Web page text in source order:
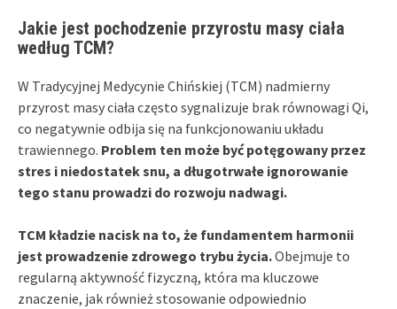
Jakie jest pochodzenie przyrostu masy ciała
według TCM?
W Tradycyjnej Medycynie Chińskiej (TCM) nadmierny
przyrost masy ciała często sygnalizuje brak równowagi Qi,
co negatywnie odbija się na funkcjonowaniu układu
trawiennego. Problem ten może być potęgowany przez
stres i niedostatek snu, a długotrwałe ignorowanie
tego stanu prowadzi do rozwoju nadwagi.
TCM kładzie nacisk na to, że fundamentem harmonii
jest prowadzenie zdrowego trybu życia.Obejmuje to
regularną aktywność fizyczną, która ma kluczowe
znaczenie, jak również stosowanie odpowiednio